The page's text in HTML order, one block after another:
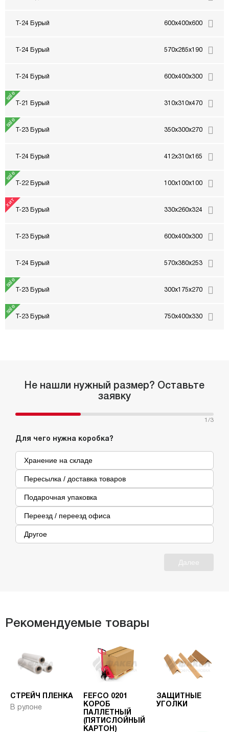
Т-24 Бурый 600x400x600
Т-24 Бурый 570x285x190
Т-24 Бурый 600x400x300
Т-21 Бурый 310x310x470
Т-23 Бурый 350x300x270
Т-24 Бурый 412x310x165
Т-22 Бурый 100x100x100
Т-23 Бурый 330x260x324
Т-23 Бурый 600x400x300
Т-24 Бурый 570x380x253
Т-23 Бурый 300x175x270
Т-23 Бурый 750x400x330
Не нашли нужный размер? Оставьте
заявку
1 /3
Для чего нужна коробка?
Хранение на складе
Пересылка / доставка товаров
Подарочная упаковка
Переезд / переезд офиса
Другое
Далее
Рекомендуемые товары
СТРЕЙЧ ПЛЕНКА
В рулоне
FEFCO 0201
КОРОБ
ПАЛЛЕТНЫЙ
(ПЯТИСЛОЙНЫЙ
КАРТОН)
ЗАЩИТНЫЕ
УГОЛКИ